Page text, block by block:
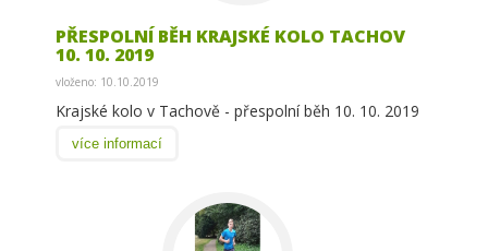
PŘESPOLNÍ BĚH KRAJSKÉ KOLO TACHOV
10. 10. 2019
vloženo: 10.10.2019
Krajské kolo v Tachově - přespolní běh 10. 10. 2019
více informací